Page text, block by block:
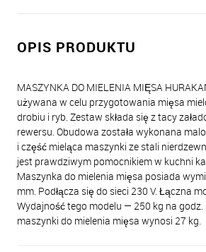
OPIS PRODUKTU
MASZYNKA DO MIELENIA MIĘSA
używana w celu przygotowania mięsa
drobiu i ryb. Zestaw składa się z tacy
rewersu. Obudowa została wykonana
i część mieląca maszynki ze stali
jest prawdziwym pomocnikiem w kuchni
Maszynka do mielenia mięsa posiada
mm. Podłącza się do sieci 230 V. Łączna
Wydajność tego modelu — 250 kg na godz.
maszynki do mielenia mięsa wynosi 27 kg.